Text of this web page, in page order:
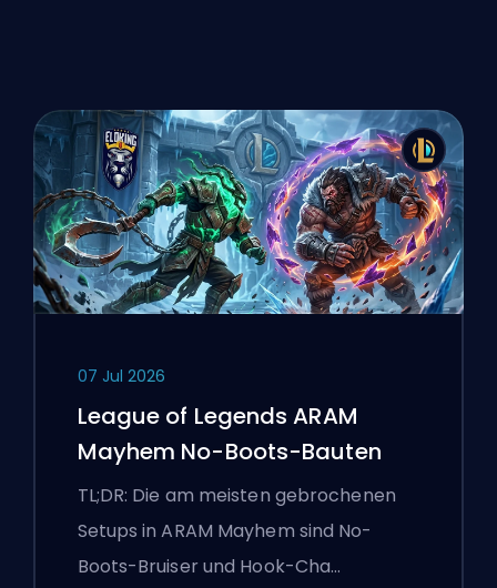
07 Jul 2026
League of Legends ARAM
Mayhem No-Boots-Bauten
TL;DR: Die am meisten gebrochenen
Setups in ARAM Mayhem sind No-
Boots-Bruiser und Hook-Cha…